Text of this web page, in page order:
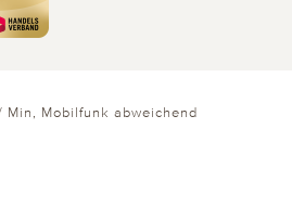
Mobilfunk abweichend